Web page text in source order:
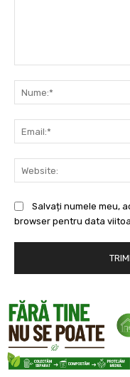
Salvați numele meu,
browser pentru data